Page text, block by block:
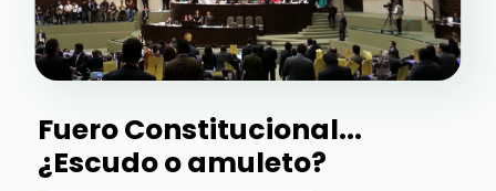
Fuero Constitucional...
¿Escudo o amuleto?